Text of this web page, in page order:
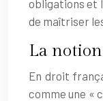
obligations et
de maîtriser
La notion
En droit
comme une «